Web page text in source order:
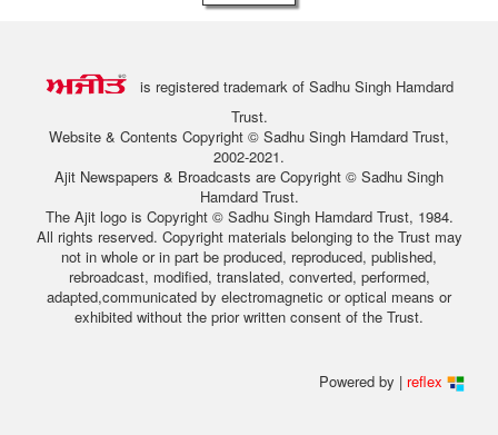
is registered trademark of Sadhu Singh Hamdard
Trust.
Website & Contents Copyright © Sadhu Singh Hamdard Trust,
2002-2021.
Ajit Newspapers & Broadcasts are Copyright © Sadhu Singh
Hamdard Trust.
The Ajit logo is Copyright © Sadhu Singh Hamdard Trust, 1984.
All rights reserved. Copyright materials belonging to the Trust may
not in whole or in part be produced, reproduced, published,
rebroadcast, modified, translated, converted, performed,
adapted,communicated by electromagnetic or optical means or
exhibited without the prior written consent of the Trust.
Powered by | reflex